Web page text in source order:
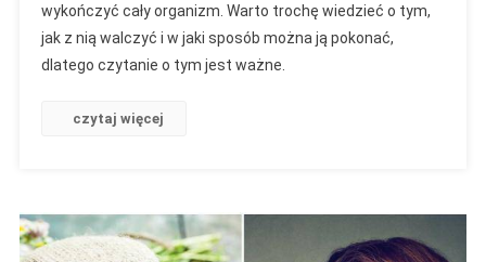
Grypa
wykończyć cały organizm. Warto trochę wiedzieć o tym,
jak z nią walczyć i w jaki sposób można ją pokonać,
dlatego czytanie o tym jest ważne.
czytaj więcej